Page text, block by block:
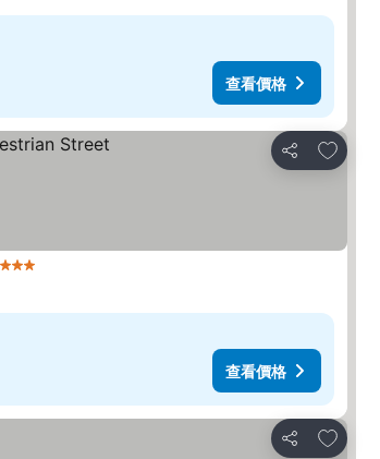
查看價格
分享
放到收
3 星級
查看價格
分享
放到收